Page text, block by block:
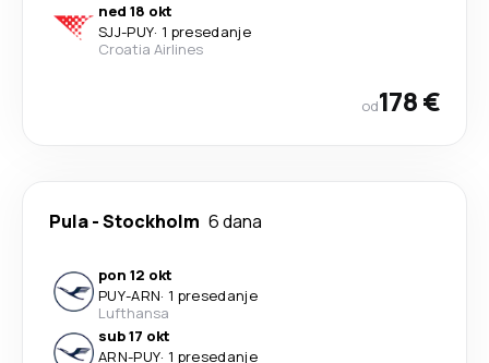
ned 18 okt
SJJ-PUY· 1 presedanje
Croatia Airlines
od178 €
Pula-Stockholm 6 dana
pon 12 okt
PUY-ARN· 1 presedanje
Lufthansa
sub 17 okt
ARN-PUY· 1 presedanje